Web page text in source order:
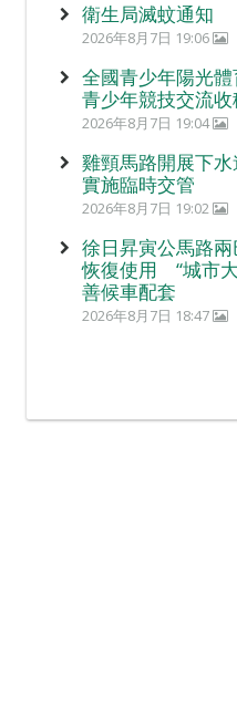
衛生局滅蚊通知
2026年8月7日 19:06
全國青少年陽光
青少年競技交流收
2026年8月7日 19:04
雞頸馬路開展下
實施臨時交管
2026年8月7日 19:02
徐日昇寅公馬路
恢復使用 “城市
善候車配套
2026年8月7日 18:47